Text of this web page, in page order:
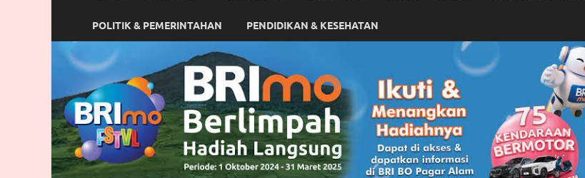
POLITIK & PEMERINTAHAN PENDIDIKAN & KESEHATAN